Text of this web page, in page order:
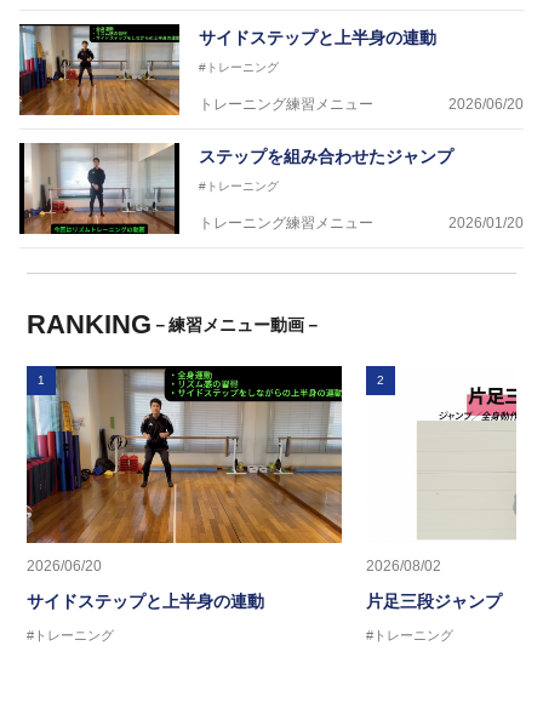
サイドステップと上半身の連動
#トレーニング
トレーニング練習メニュー 2026/06/20
ステップを組み合わせたジャンプ
#トレーニング
トレーニング練習メニュー 2026/01/20
RANKING －練習メニュー動画－
1
2026/06/20
サイドステップと上半身の連動
#トレーニング
2
2026/08/02
片足三段ジャンプ
#トレーニング